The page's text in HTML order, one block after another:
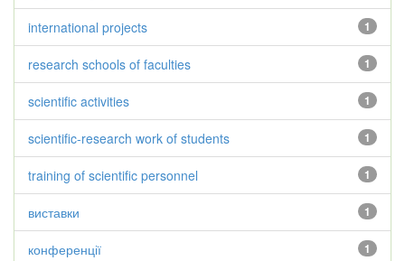
1
international projects
1
research schools of faculties
1
scientific activities
1
scientific-research work of students
1
training of scientific personnel
1
виставки
1
конференції